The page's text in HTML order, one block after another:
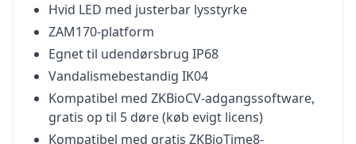
Hvid LED med justerbar lysstyrke
ZAM170-platform
Egnet til udendørsbrug IP68
Vandalismebestandig IK04
Kompatibel med ZKBioCV-adgangssoftware,
gratis op til 5 døre (køb evigt licens)
Kompatibel med gratis ZKBioTime8-